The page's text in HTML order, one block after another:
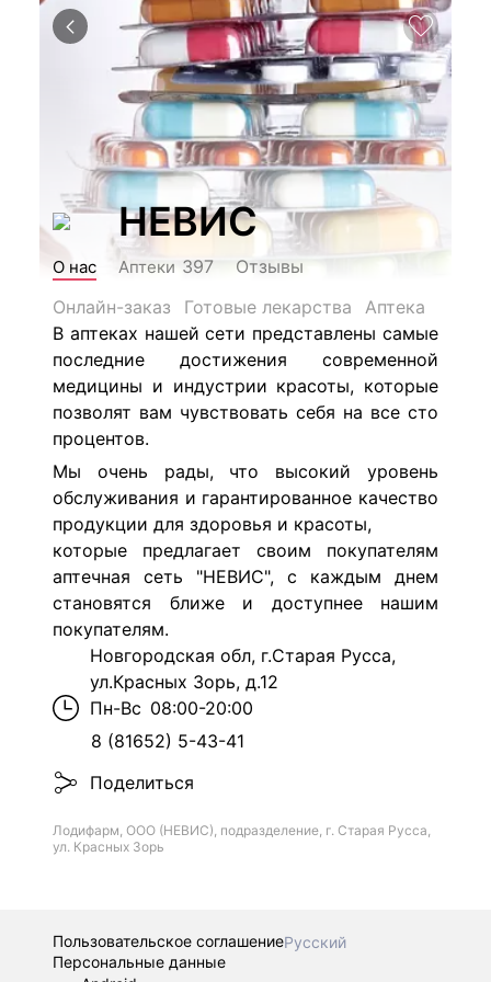
НЕВИС
О нас Аптеки 397
Отзывы
Онлайн-заказ
Готовые лекарства
Аптека
В аптеках нашей сети представлены самые
последние достижения современной
медицины и индустрии красоты, которые
позволят вам чувствовать себя на все сто
процентов.
Мы очень рады, что высокий уровень
обслуживания и гарантированное качество
продукции для здоровья и красоты,
которые предлагает своим покупателям
аптечная сеть "НЕВИС", с каждым днем
становятся ближе и доступнее нашим
покупателям.
Новгородская обл, г.Старая Русса,
ул.Красных Зорь, д.12
Пн-Вс 08:00-20:00
8 (81652) 5-43-41
Поделиться
Лодифарм, ООО (НЕВИС), подразделение, г. Старая Русса,
ул. Красных Зорь
Пользовательское соглашениеРусский
Персональные данные